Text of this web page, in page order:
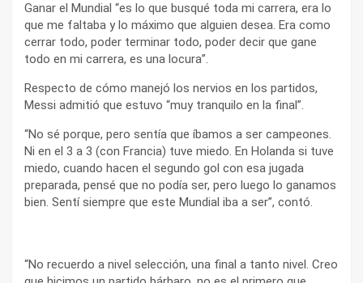
Ganar el Mundial “es lo que busqué toda mi carrera, era lo
que me faltaba y lo máximo que alguien desea. Era como
cerrar todo, poder terminar todo, poder decir que gane
todo en mi carrera, es una locura”.
Respecto de cómo manejó los nervios en los partidos,
Messi admitió que estuvo “muy tranquilo en la final”.
“No sé porque, pero sentía que íbamos a ser campeones.
Ni en el 3 a 3 (con Francia) tuve miedo. En Holanda si tuve
miedo, cuando hacen el segundo gol con esa jugada
preparada, pensé que no podía ser, pero luego lo ganamos
bien. Sentí siempre que este Mundial iba a ser”, contó.
“No recuerdo a nivel selección, una final a tanto nivel. Creo